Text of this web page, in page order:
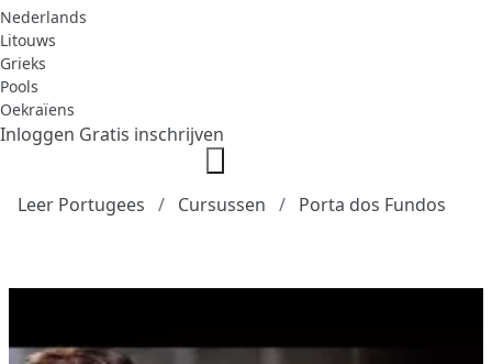
Nederlands
Litouws
Grieks
Pools
Oekraïens
Inloggen Gratis inschrijven
Leer Portugees Cursussen Porta dos Fundos